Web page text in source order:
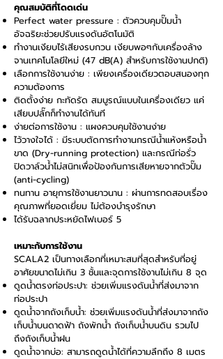
คุณสมบัติที่โดดเด่น
Perfect water pressure : ตัวควบคุมปั๊มน้ำ
อัจฉริยะช่วยปรับแรงดันอัตโนมัติ
ทำงานเงียบไร้เสียงรบกวน เงียบพอๆกับเครื่องล้าง
จานเทคโนโลยีใหม่ (47 dB(A) สำหรับการใช้งานปกติ)
เลือกการใช้งานง่าย : เพียงเครื่องเดียวตอบสนองทุก
ความต้องการ
ติดตั้งง่าย กะทัดรัด สมบูรณ์แบบในเครื่องเดียว แค่
เสียบปลั๊กก็ทำงานได้ทันที
ง่ายต่อการใช้งาน : แผงควบคุมใช้งานง่าย
ไว้วางใจได้ : มีระบบตัดการทำงานกรณีน้ำแห้งหรือน้ำ
ขาด (Dry-running protection) และกรณีท่อรั่ว
ปิดวาล์วน้ำไม่สนิทเพื่อป้องกันการเสียหายจากตัวปั๊ม
(anti-cycling)
ทนทาน อายุการใช้งานยาวนาน : ผ่านการทดสอบเรื่อง
คุณภาพที่ยอดเยี่ยม ไม่ต้องบำรุงรักษา
ได้รับฉลากประหยัดไฟเบอร์ 5
เหมาะกับการใช้งาน
SCALA2 เป็นทางเลือกที่เหมาะสมที่สุดสำหรับที่อยู่
อาศัยขนาดไม่เกิน 3 ชั้นและจุดการใช้งานไม่เกิน 8 จุด
ดูดน้ำตรงท่อประปา: ช่วยเพิ่มแรงดันน้ำที่ส่งมาจาก
ท่อประปา
ดูดน้ำจากถังเก็บน้ำ: ช่วยเพิ่มแรงดันน้ำที่ส่งมาจากถัง
เก็บน้ำบนดาดฟ้า ถังพักน้ำ ถังเก็บน้ำบนดิน รวมไป
ถึงถังเก็บน้ำฝน
ดูดน้ำจากบ่อ: สามารถดูดน้ำได้ที่ความลึกถึง 8 เมตร